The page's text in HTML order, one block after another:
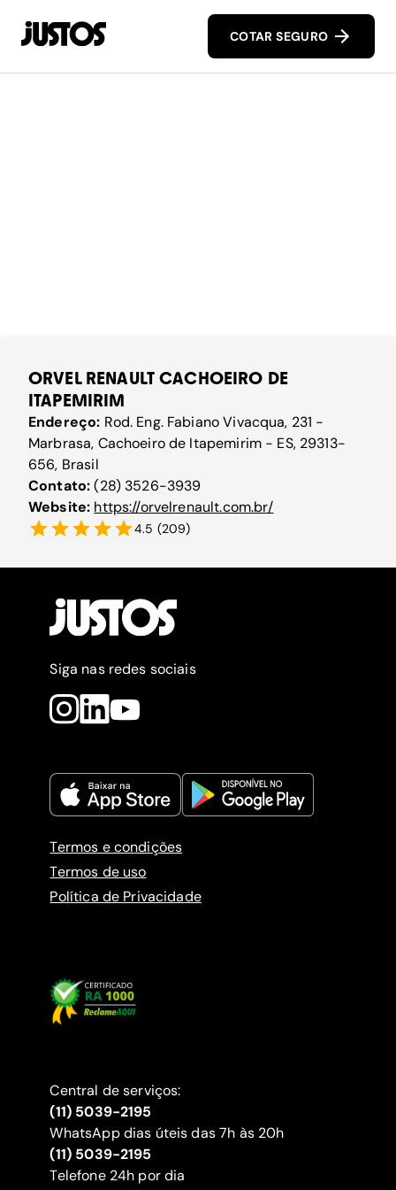
COTAR SEGURO
ORVEL RENAULT CACHOEIRO DE
ITAPEMIRIM
Endereço: Rod. Eng. Fabiano Vivacqua, 231 -
Marbrasa, Cachoeiro de Itapemirim - ES, 29313-
656, Brasil
Contato:(28) 3526-3939
Website: https://orvelrenault.com.br/
4.5 (209)
Siga nas redes sociais
Termos e condições
Termos de uso
Política de Privacidade
Central de serviços:
(11) 5039-2195
WhatsApp dias úteis das 7h às 20h
(11) 5039-2195
‍Telefone 24h por dia